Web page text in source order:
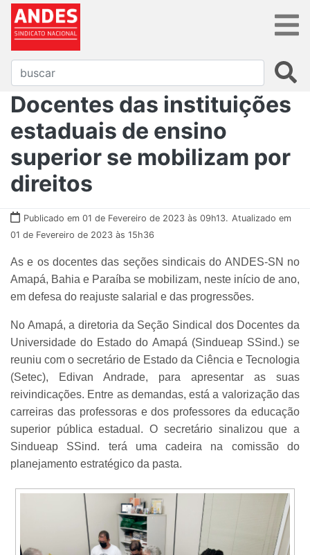
Docentes das instituições
estaduais de ensino
superior se mobilizam por
direitos
Publicado em 01 de Fevereiro de 2023 às 09h13. Atualizado em
01 de Fevereiro de 2023 às 15h36
As e os docentes das seções sindicais do ANDES-SN no
Amapá, Bahia e Paraíba se mobilizam, neste início de ano,
em defesa do reajuste salarial e das progressões.
No Amapá, a diretoria da Seção Sindical dos Docentes da
Universidade do Estado do Amapá (Sindueap SSind.) se
reuniu com o secretário de Estado da Ciência e Tecnologia
(Setec), Edivan Andrade, para apresentar as suas
reivindicações. Entre as demandas, está a valorização das
carreiras das professoras e dos professores da educação
superior pública estadual. O secretário sinalizou que a
Sindueap SSind. terá uma cadeira na comissão do
planejamento estratégico da pasta.